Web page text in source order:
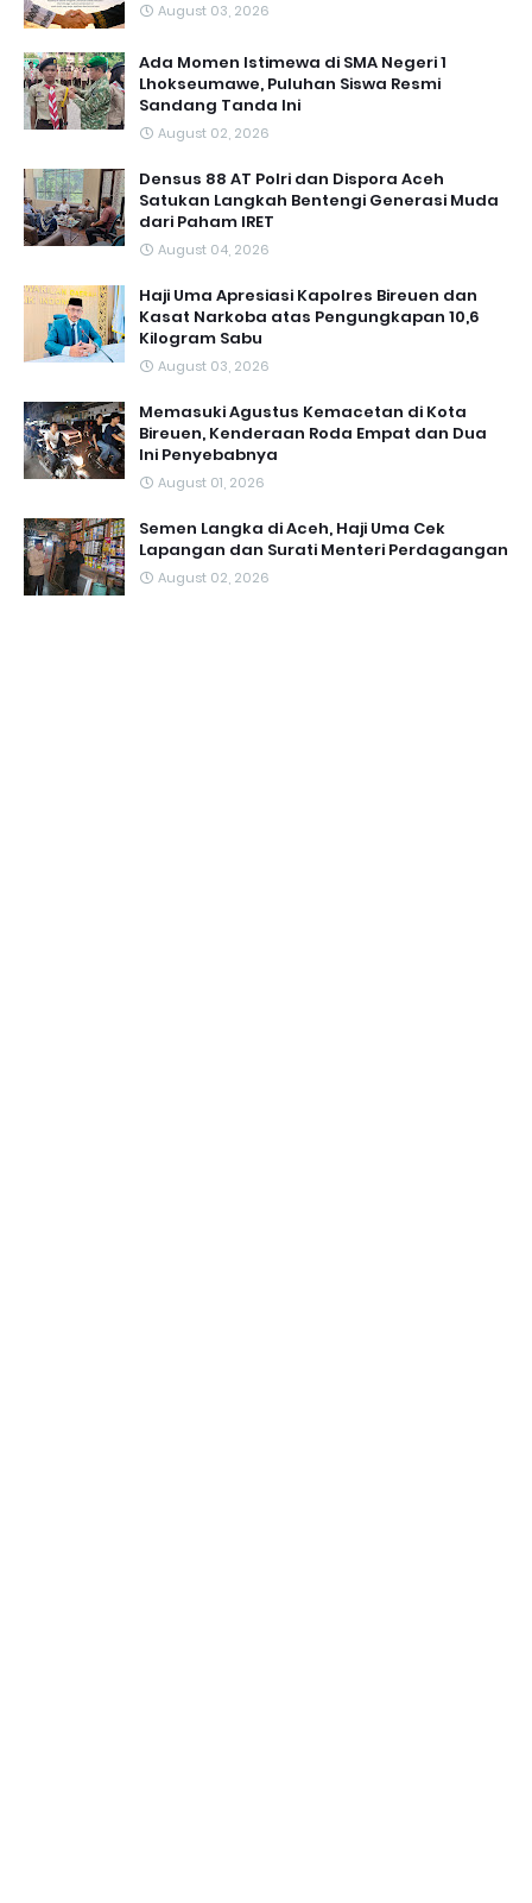
August 03, 2026
Ada Momen Istimewa di SMA Negeri 1
Lhokseumawe, Puluhan Siswa Resmi
Sandang Tanda Ini
August 02, 2026
Densus 88 AT Polri dan Dispora Aceh
Satukan Langkah Bentengi Generasi Muda
dari Paham IRET
August 04, 2026
Haji Uma Apresiasi Kapolres Bireuen dan
Kasat Narkoba atas Pengungkapan 10,6
Kilogram Sabu
August 03, 2026
Memasuki Agustus Kemacetan di Kota
Bireuen, Kenderaan Roda Empat dan Dua
Ini Penyebabnya
August 01, 2026
Semen Langka di Aceh, Haji Uma Cek
Lapangan dan Surati Menteri Perdagangan
August 02, 2026